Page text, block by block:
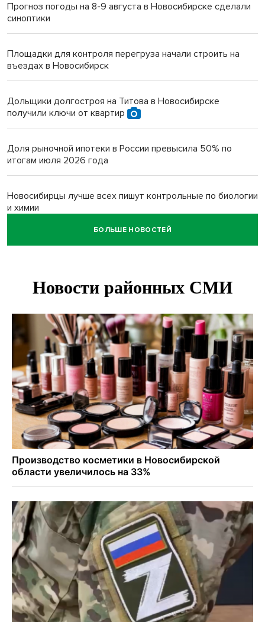
Прогноз погоды на 8-9 августа в Новосибирске сделали
синоптики
Площадки для контроля перегруза начали строить на
въездах в Новосибирск
Дольщики долгостроя на Титова в Новосибирске
получили ключи от квартир
Доля рыночной ипотеки в России превысила 50% по
итогам июля 2026 года
Новосибирцы лучше всех пишут контрольные по биологии
и химии
Нейросеть для диагностики депрессии в крови создали в
Двум бойцам СВО после минно-взрывной травмы
Персидский ковер «108 шахов» впервые вывезли из музея
Востока в Новосибирск
Актриса из Новосибирска Евгения Туркова сыграла мать
в сериале «Малой»
БОЛЬШЕ НОВОСТЕЙ